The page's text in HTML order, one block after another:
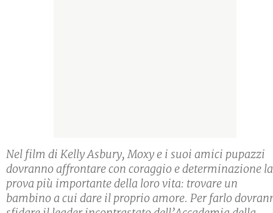
Nel film di Kelly Asbury, Moxy e i suoi amici pupazzi
dovranno affrontare con coraggio e determinazione la
prova più importante della loro vita: trovare un
bambino a cui dare il proprio amore. Per farlo